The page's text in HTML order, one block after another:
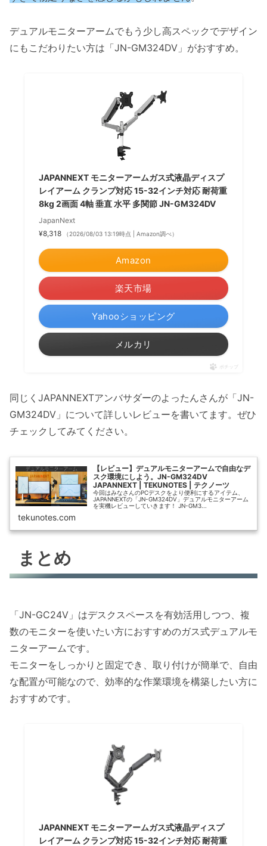
デュアルモニターアームでもう少し高スペックでデザイン
にもこだわりたい方は「JN-GM324DV」がおすすめ。
JAPANNEXT モニターアームガス式液晶ディスプ
レイアーム クランプ対応 15-32インチ対応 耐荷重
8kg 2画面 4軸 垂直 水平 多関節 JN-GM324DV
JapanNext
¥8,318
（2026/08/03 13:19時点 | Amazon調べ）
Amazon
楽天市場
Yahooショッピング
メルカリ
ポチップ
同じくJAPANNEXTアンバサダーのよったんさんが「JN-
GM324DV」について詳しいレビューを書いてます。ぜひ
チェックしてみてください。
【レビュー】デュアルモニターアームで自由なデ
スク環境にしよう。JN-GM324DV
JAPANNEXT | TEKUNOTES | テクノーツ
今回はみなさんのPCデスクをより便利にするアイテム、
JAPANNEXTの「JN-GM324DV」デュアルモニターアーム
を実機レビューしていきます！ JN-GM3...
tekunotes.com
まとめ
「JN-GC24V」はデスクスペースを有効活用しつつ、複
数のモニターを使いたい方におすすめのガス式デュアルモ
ニターアームです。
モニターをしっかりと固定でき、取り付けが簡単で、自由
な配置が可能なので、効率的な作業環境を構築したい方に
おすすめです。
JAPANNEXT モニターアームガス式液晶ディスプ
レイアーム クランプ対応 15-32インチ対応 耐荷重